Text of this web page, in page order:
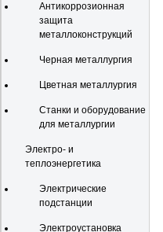
Антикоррозионная
защита
металлоконструкций
Черная металлургия
Цветная металлургия
Станки и оборудование
для металлургии
Электро- и
теплоэнергетика
Электрические
подстанции
Электроустановка